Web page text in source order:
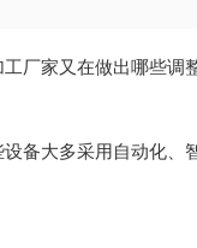
厂家又在做出哪些调
备大多采用自动化